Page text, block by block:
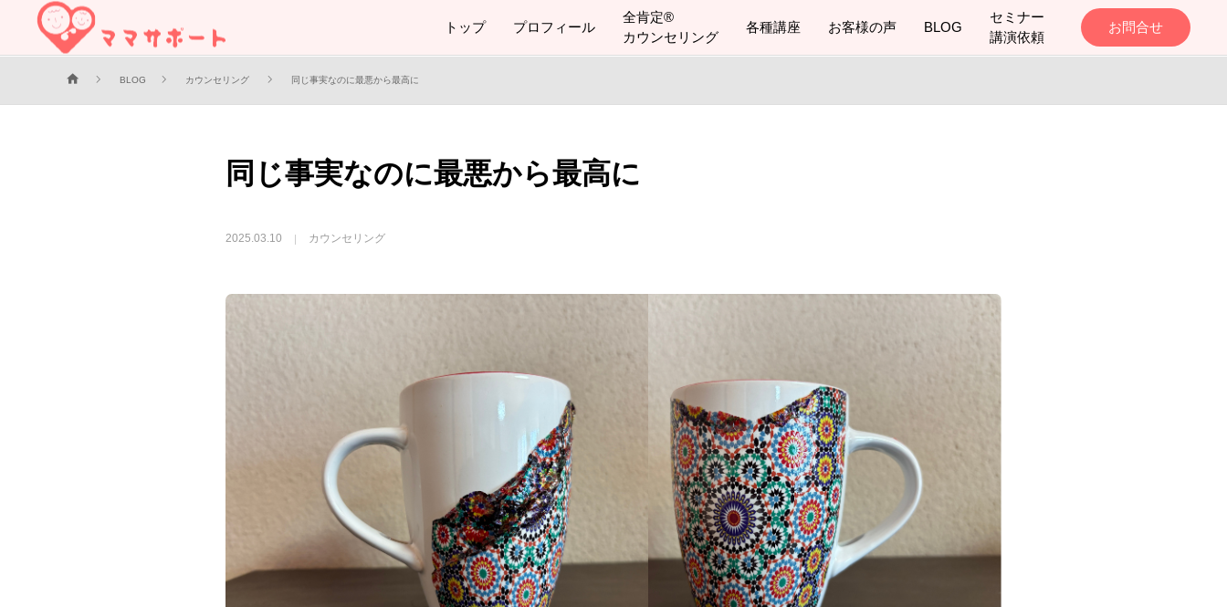
トップ プロフィール
全肯定®
カウンセリング
各種講座 お客様の声 BLOG
セミナー
講演依頼
お問合せ
BLOG カウンセリング 同じ事実なのに最悪から最高に
同じ事実なのに最悪から最高に
2025.03.10 カウンセリング